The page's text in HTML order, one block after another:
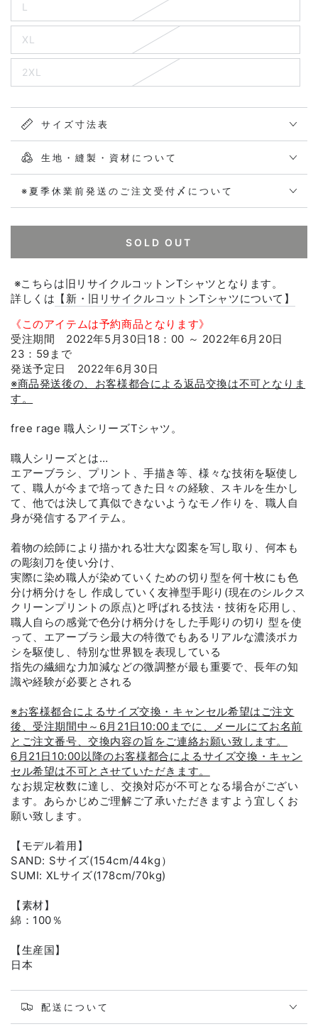
L
XL
2XL
サイズ寸法表
生地・縫製・資材について
※夏季休業前発送のご注文受付〆について
SOLD OUT
※こちらは 旧リサイクルコットンTシャツとなります。
詳しくは 【 新・旧リサイクルコットンTシャツについて 】
《このアイテムは予約商品となります》
受注期間 2022年5月30日18：00 ～ 2022年6月20日
23：59まで
発送予定日 2022年6月30日
※商品発送後の、お客様都合による返品交換は不可となりま
す。
free rage 職人シリーズTシャツ。
職人シリーズとは…
エアーブラシ、プリント、手描き等、様々な技術を駆使し
て、職人が今まで培ってきた日々の経験、スキルを生かし
て、他では決して真似できないようなモノ作りを、職人自
身が発信するアイテム。
着物の絵師により描かれる壮大な図案を写し取り、何本も
の彫刻刀を使い分け、
実際に染め職人が染めていくための切り型を何十枚にも色
分け柄分けをし 作成していく友禅型手彫り(現在のシルクス
クリーンプリントの原点)と呼ばれる技法・技術を応用し、
職人自らの感覚で色分け柄分けをした手彫りの切り 型を使
って、エアーブラシ最大の特徴でもあるリアルな濃淡ボカ
シを駆使し、特別な世界観を表現している
指先の繊細な力加減などの微調整が最も重要で、長年の知
識や経験が必要とされる
※お客様都合によるサイズ交換・キャンセル希望はご注文
後、受注期間中～6月21日10:00までに、メールにてお名前
とご注文番号、交換内容の旨をご連絡お願い致します。
6月21日10:00以降のお客様都合によるサイズ交換・キャン
セル希望は不可とさせていただきます。
なお規定枚数に達し、交換対応が不可となる場合がござい
ます。あらかじめご理解ご了承いただきますよう宜しくお
願い致します。
【モデル着用】
SAND: Sサイズ(154cm/44kg）
SUMI: XLサイズ(178cm/70kg)
【素材】
綿：100％
【生産国】
日本
配送について